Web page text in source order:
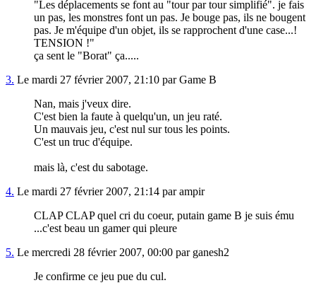
"Les déplacements se font au "tour par tour simplifié". je fais
un pas, les monstres font un pas. Je bouge pas, ils ne bougent
pas. Je m'équipe d'un objet, ils se rapprochent d'une case...!
TENSION !"
ça sent le "Borat" ça.....
3. Le mardi 27 février 2007, 21:10 par Game B
Nan, mais j'veux dire.
C'est bien la faute à quelqu'un, un jeu raté.
Un mauvais jeu, c'est nul sur tous les points.
C'est un truc d'équipe.
mais là, c'est du sabotage.
4. Le mardi 27 février 2007, 21:14 par ampir
CLAP CLAP quel cri du coeur, putain game B je suis ému
...c'est beau un gamer qui pleure
5. Le mercredi 28 février 2007, 00:00 par ganesh2
Je confirme ce jeu pue du cul.